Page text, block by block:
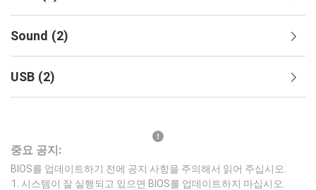
Sound (2)
USB (2)
중요 공지:
BIOS를 업데이트하기 전에 공지 사항을 주의해서 읽어 주십시오.
시스템이 잘 실행되고 있으면 BIOS를 업데이트하지 마십시오.